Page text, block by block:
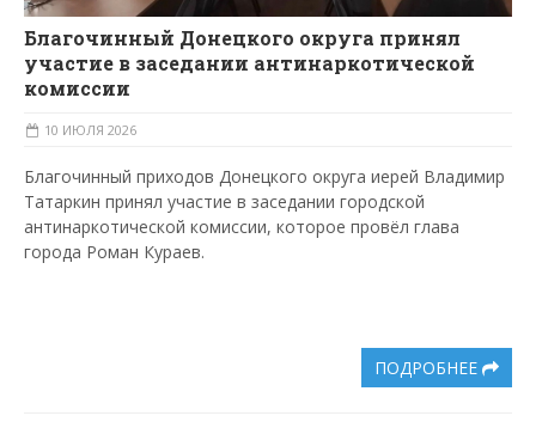
Благочинный Донецкого округа принял
участие в заседании антинаркотической
комиссии
10 ИЮЛЯ 2026
Благочинный приходов Донецкого округа иерей Владимир
Татаркин принял участие в заседании городской
антинаркотической комиссии, которое провёл глава
города Роман Кураев.
ПОДРОБНЕЕ